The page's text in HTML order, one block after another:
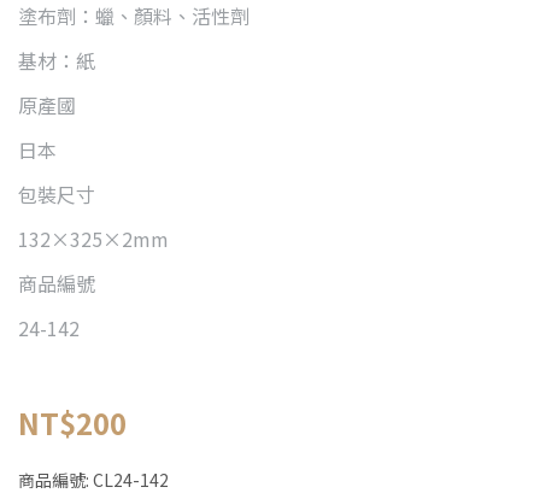
塗布劑：蠟、顏料、活性劑
基材：紙
原產國
日本
包裝尺寸
132×325×2mm
商品編號
24-142
NT$200
商品編號: CL24-142